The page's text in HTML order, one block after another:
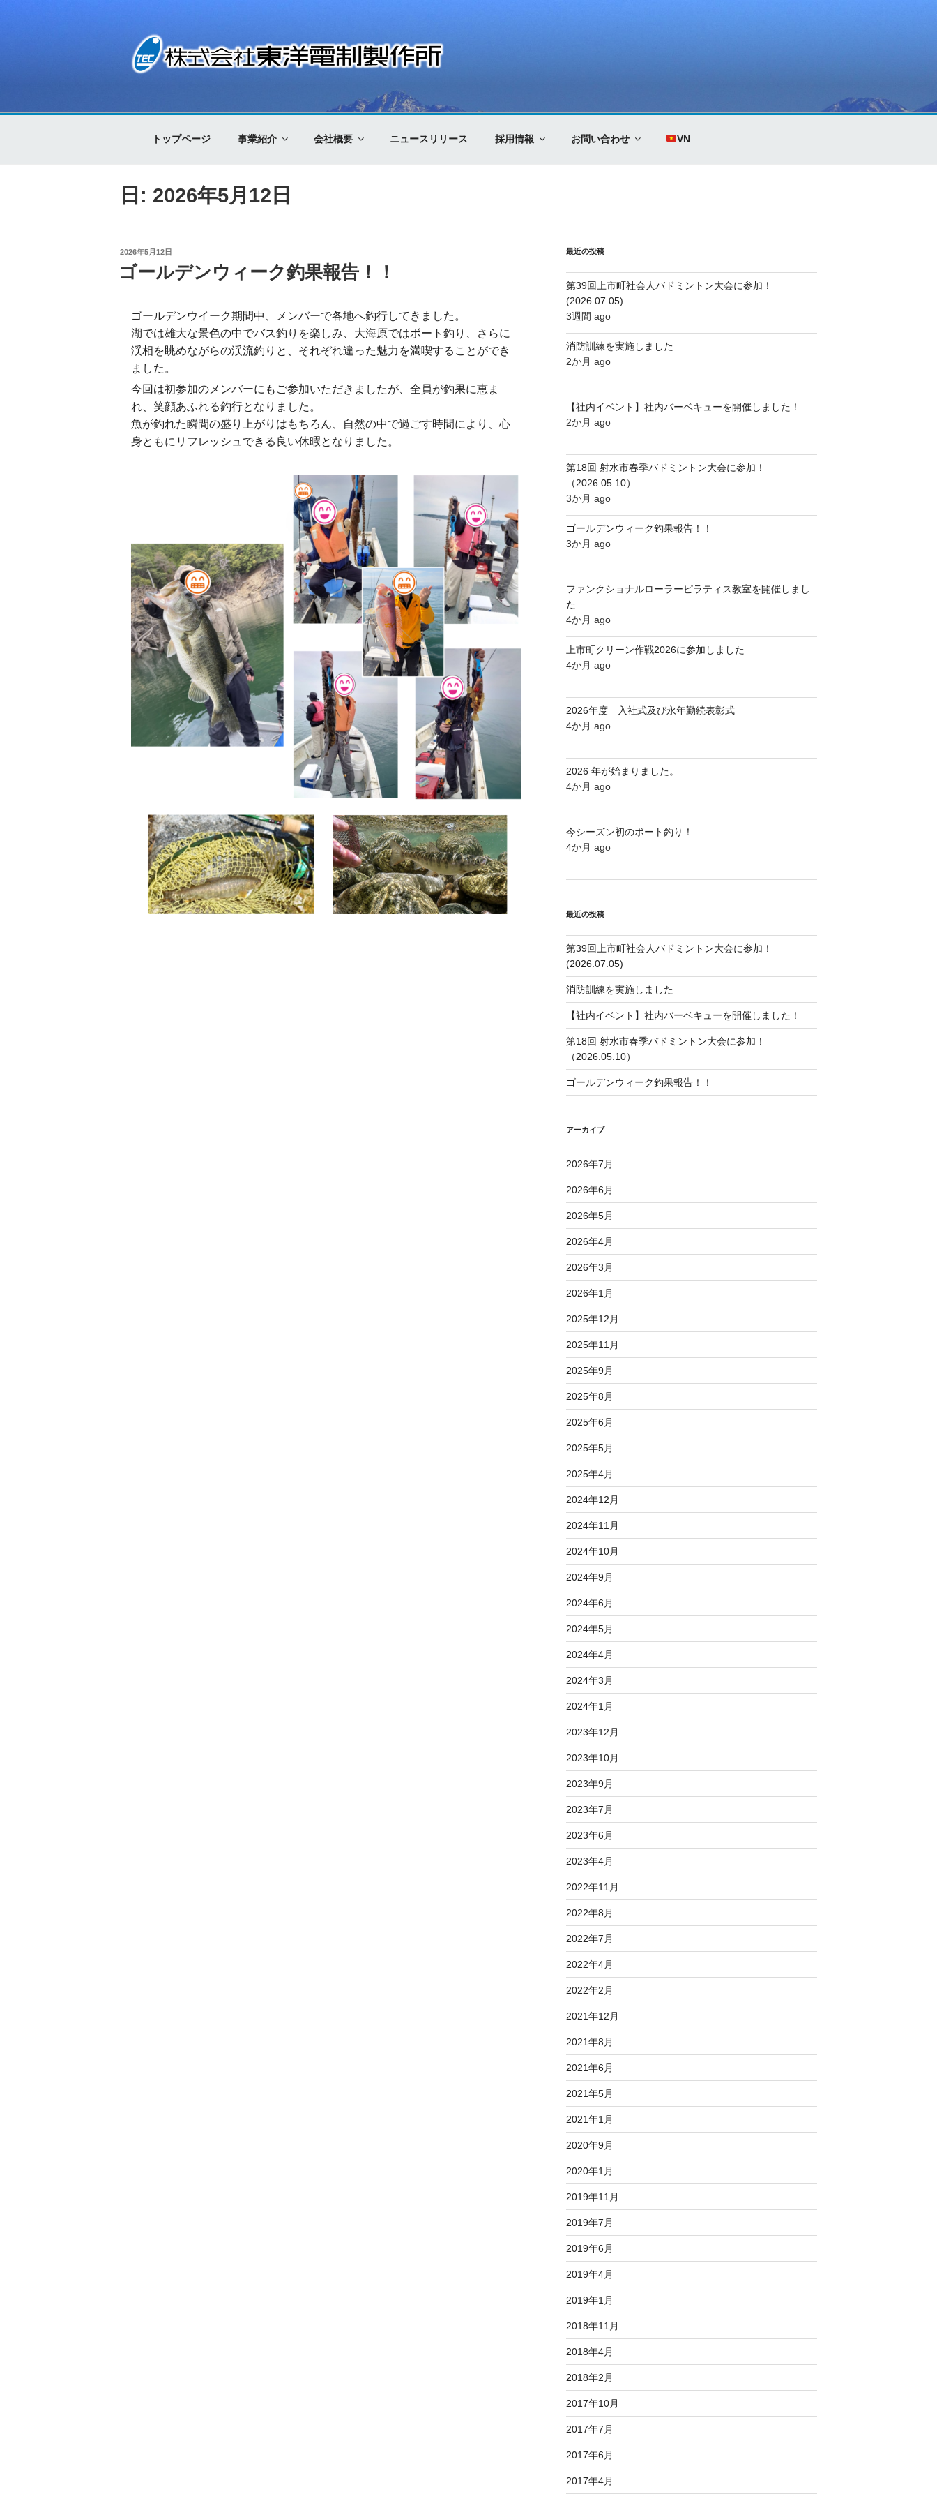
株式会社東洋電制製作所
トップページ 事業紹介 会社概要 ニュースリリース 採用情報 お問い合わせ VN
日: 2026年5月12日
投
2026年5月12日
ゴールデンウィーク釣果報告！！
ゴールデンウイーク期間中、メンバーで各地へ釣行してきました。
湖では雄大な景色の中でバス釣りを楽しみ、大海原ではボート釣り、さらに
渓相を眺めながらの渓流釣りと、それぞれ違った魅力を満喫することができ
ました。
今回は初参加のメンバーにもご参加いただきましたが、全員が釣果に恵ま
れ、笑顔あふれる釣行となりました。
魚が釣れた瞬間の盛り上がりはもちろん、自然の中で過ごす時間により、心
身ともにリフレッシュできる良い休暇となりました。
最近の投稿
第39回上市町社会人バドミントン大会に参加！
(2026.07.05)
3週間 ago
消防訓練を実施しました
2か月 ago
【社内イベント】社内バーベキューを開催しました！
2か月 ago
第18回 射水市春季バドミントン大会に参加！
（2026.05.10）
3か月 ago
ゴールデンウィーク釣果報告！！
3か月 ago
ファンクショナルローラーピラティス教室を開催しまし
た
4か月 ago
上市町クリーン作戦2026に参加しました
4か月 ago
2026年度 入社式及び永年勤続表彰式
4か月 ago
2026 年が始まりました。
4か月 ago
今シーズン初のボート釣り！
4か月 ago
最近の投稿
第39回上市町社会人バドミントン大会に参加！
(2026.07.05)
消防訓練を実施しました
【社内イベント】社内バーベキューを開催しました！
第18回 射水市春季バドミントン大会に参加！
（2026.05.10）
ゴールデンウィーク釣果報告！！
アーカイブ
2026年7月
2026年6月
2026年5月
2026年4月
2026年3月
2026年1月
2025年12月
2025年11月
2025年9月
2025年8月
2025年6月
2025年5月
2025年4月
2024年12月
2024年11月
2024年10月
2024年9月
2024年6月
2024年5月
2024年4月
2024年3月
2024年1月
2023年12月
2023年10月
2023年9月
2023年7月
2023年6月
2023年4月
2022年11月
2022年8月
2022年7月
2022年4月
2022年2月
2021年12月
2021年8月
2021年6月
2021年5月
2021年1月
2020年9月
2020年1月
2019年11月
2019年7月
2019年6月
2019年4月
2019年1月
2018年11月
2018年4月
2018年2月
2017年10月
2017年7月
2017年6月
2017年4月